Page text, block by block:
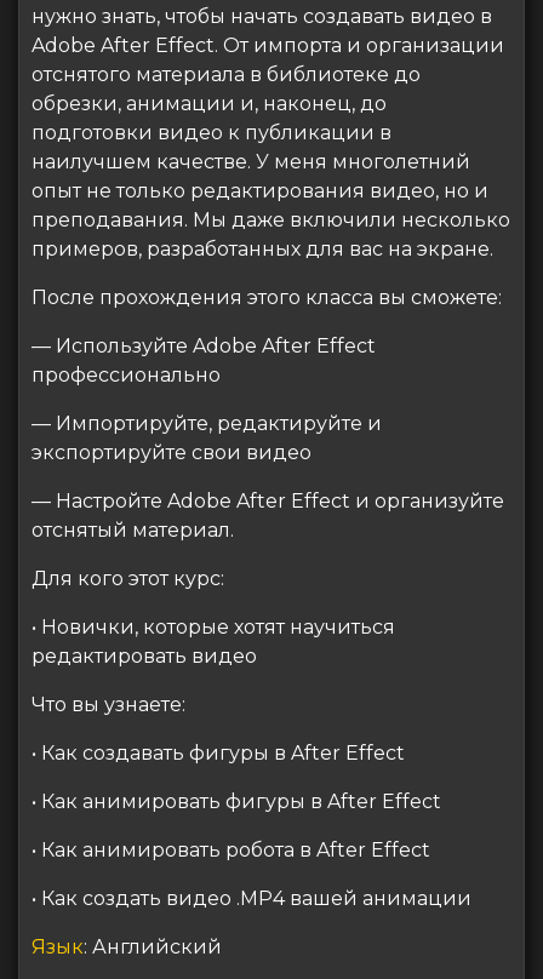
нужно знать, чтобы начать создавать видео в
Adobe After Effect. От импорта и организации
отснятого материала в библиотеке до
обрезки, анимации и, наконец, до
подготовки видео к публикации в
наилучшем качестве. У меня многолетний
опыт не только редактирования видео, но и
преподавания. Мы даже включили несколько
примеров, разработанных для вас на экране.
После прохождения этого класса вы сможете:
— Используйте Adobe After Effect
профессионально
— Импортируйте, редактируйте и
экспортируйте свои видео
— Настройте Adobe After Effect и организуйте
отснятый материал.
Для кого этот курс:
• Новички, которые хотят научиться
редактировать видео
Что вы узнаете:
• Как создавать фигуры в After Effect
• Как анимировать фигуры в After Effect
• Как анимировать робота в After Effect
• Как создать видео .MP4 вашей анимации
Язык: Английский